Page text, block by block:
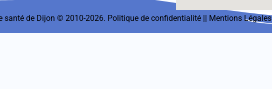
santé de Dijon © 2010-2026. Politique de confidentialité || Mentions Légales